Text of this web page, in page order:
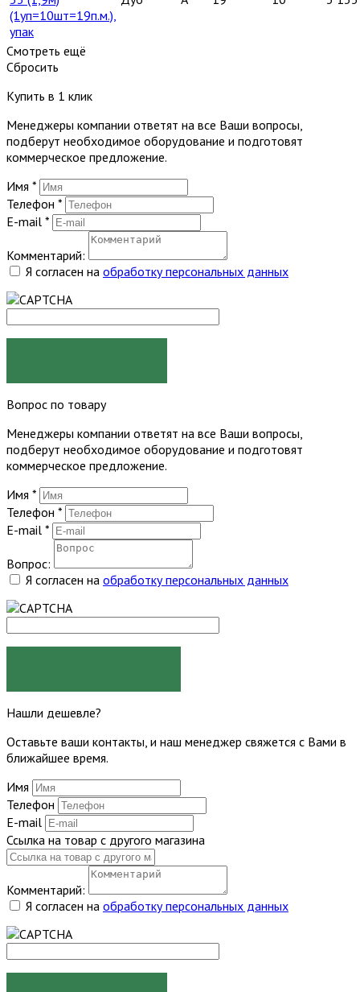
(1уп=10шт=19п.м.),
упак
Смотреть ещё
Сбросить
Купить в 1 клик
Менеджеры компании ответят на все Ваши вопросы,
подберут необходимое оборудование и подготовят
коммерческое предложение.
Имя *
Телефон *
E-mail *
Комментарий:
Я согласен на обработку персональных данных
Вопрос по товару
Менеджеры компании ответят на все Ваши вопросы,
подберут необходимое оборудование и подготовят
коммерческое предложение.
Имя *
Телефон *
E-mail *
Вопрос:
Я согласен на обработку персональных данных
Нашли дешевле?
Оставьте ваши контакты, и наш менеджер свяжется с Вами в
ближайшее время.
Имя
Телефон
E-mail
Ссылка на товар с другого магазина
Комментарий:
Я согласен на обработку персональных данных